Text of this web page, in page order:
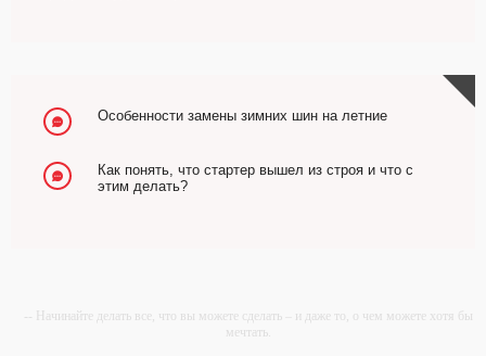
Особенности замены зимних шин на летние
Как понять, что стартер вышел из строя и что с
этим делать?
-- Начинайте делать все, что вы можете сделать – и даже то, о чем можете хотя бы
мечтать.